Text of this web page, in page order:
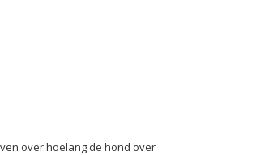
over hoelang de hond over